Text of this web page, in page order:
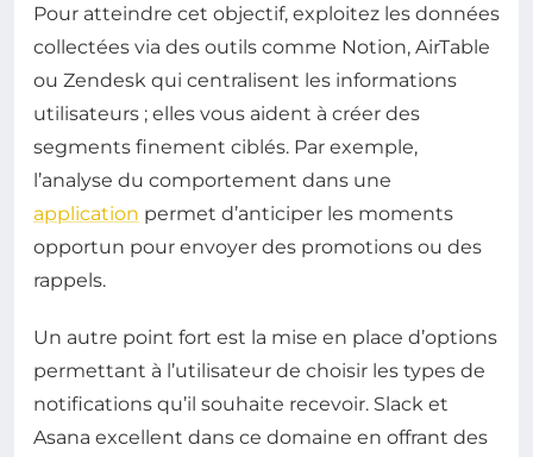
Pour atteindre cet objectif, exploitez les données
collectées via des outils comme Notion, AirTable
ou Zendesk qui centralisent les informations
utilisateurs ; elles vous aident à créer des
segments finement ciblés. Par exemple,
l’analyse du comportement dans une
application permet d’anticiper les moments
opportun pour envoyer des promotions ou des
rappels.
Un autre point fort est la mise en place d’options
permettant à l’utilisateur de choisir les types de
notifications qu’il souhaite recevoir. Slack et
Asana excellent dans ce domaine en offrant des